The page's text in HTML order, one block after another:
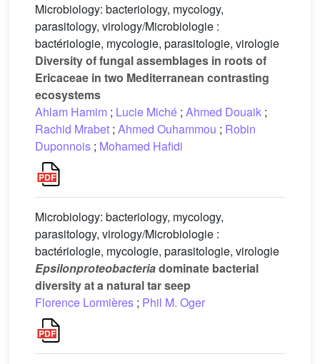
Microbiology: bacteriology, mycology,
parasitology, virology/Microbiologie :
bactériologie, mycologie, parasitologie, virologie
Diversity of fungal assemblages in roots of
Ericaceae in two Mediterranean contrasting
ecosystems
Ahlam Hamim ; Lucie Miché ; Ahmed Douaik ;
Rachid Mrabet ; Ahmed Ouhammou ; Robin
Duponnois ; Mohamed Hafidi
Microbiology: bacteriology, mycology,
parasitology, virology/Microbiologie :
bactériologie, mycologie, parasitologie, virologie
Epsilonproteobacteriadominate bacterial
diversity at a natural tar seep
Florence Lormières ; Phil M. Oger